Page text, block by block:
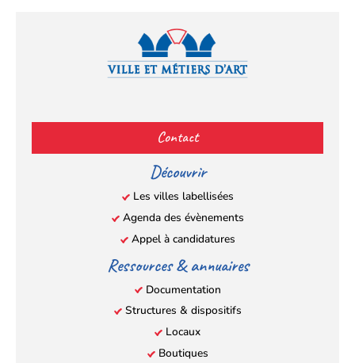
(s’ouvre
dans
nouvel
onglet)
(s’ouvre
dans
nouvel
onglet)
(s’ouvre
dans
nouvel
onglet)
(s’ouvre
nouvel
onglet)
Contact
Découvrir
Les villes labellisées
Agenda des évènements
Appel à candidatures
Ressources & annuaires
Documentation
Structures & dispositifs
Locaux
Boutiques